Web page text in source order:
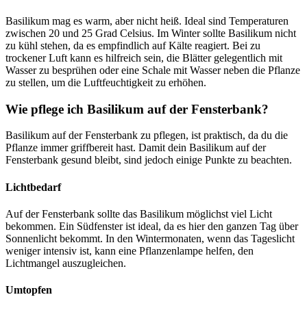
Basilikum mag es warm, aber nicht heiß. Ideal sind Temperaturen
zwischen 20 und 25 Grad Celsius. Im Winter sollte Basilikum nicht
zu kühl stehen, da es empfindlich auf Kälte reagiert. Bei zu
trockener Luft kann es hilfreich sein, die Blätter gelegentlich mit
Wasser zu besprühen oder eine Schale mit Wasser neben die Pflanze
zu stellen, um die Luftfeuchtigkeit zu erhöhen.
Wie pflege ich Basilikum auf der Fensterbank?
Basilikum auf der Fensterbank zu pflegen, ist praktisch, da du die
Pflanze immer griffbereit hast. Damit dein Basilikum auf der
Fensterbank gesund bleibt, sind jedoch einige Punkte zu beachten.
Lichtbedarf
Auf der Fensterbank sollte das Basilikum möglichst viel Licht
bekommen. Ein Südfenster ist ideal, da es hier den ganzen Tag über
Sonnenlicht bekommt. In den Wintermonaten, wenn das Tageslicht
weniger intensiv ist, kann eine Pflanzenlampe helfen, den
Lichtmangel auszugleichen.
Umtopfen